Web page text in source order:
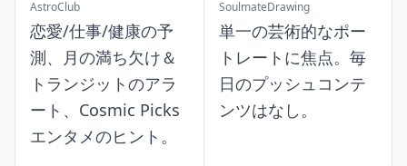
AstroClub
恋愛/仕事/健康の予
測、月の満ち欠け＆
トランジットのアラ
ート、Cosmic Picks
エンタメのヒント。
SoulmateDrawing
単一の芸術的なポー
トレートに焦点。毎
日のプッシュコンテ
ンツはなし。